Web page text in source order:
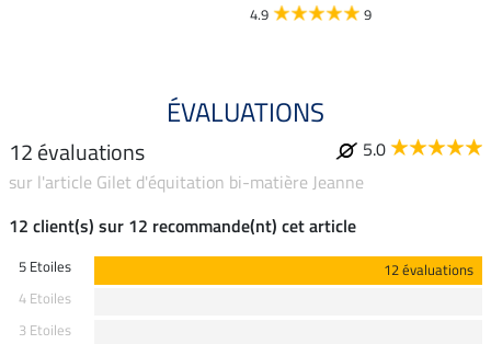
4.9 9
ÉVALUATIONS
12 évaluations
5.0
sur l'article Gilet d'équitation bi-matière Jeanne
12 client(s) sur 12 recommande(nt) cet article
5 Etoiles
12 évaluations
4 Etoiles
3 Etoiles